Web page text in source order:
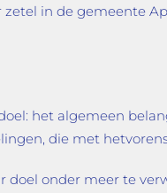
in de gemeente
het algemeen
die met
doel onder meer te